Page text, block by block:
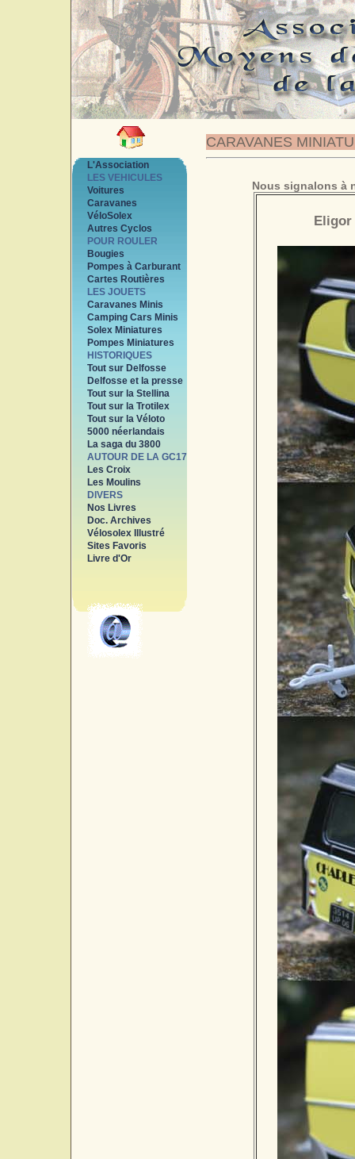
CARAVANES
L'Association
LES VEHICULES
Voitures
Caravanes
VéloSolex
Autres Cyclos
POUR ROULER
Bougies
Pompes à Carburant
Cartes Routières
LES JOUETS
Caravanes Minis
Camping Cars Minis
Solex Miniatures
Pompes Miniatures
HISTORIQUES
Tout sur Delfosse
Delfosse et la presse
Tout sur la Stellina
Tout sur la Trotilex
Tout sur la Véloto
5000 néerlandais
La saga du 3800
AUTOUR DE LA GC17
Les Croix
Les Moulins
DIVERS
Nos Livres
Doc. Archives
Vélosolex Illustré
Sites Favoris
Livre d'Or
Nous signalons à
Eligor